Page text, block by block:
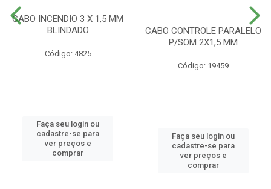
CABO INCENDIO 3 X 1,5 MM
BLINDADO
Código: 4825
Faça seu login ou
cadastre-se para
ver preços e
comprar
CABO CONTROLE PARALELO
P/SOM 2X1,5 MM
Código: 19459
Faça seu login ou
cadastre-se para
ver preços e
comprar